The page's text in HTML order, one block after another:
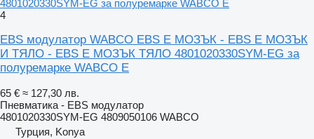
4801020330SYM-EG за полуремарке WABCO E
4
EBS модулатор WABCO EBS E МОЗЪК - EBS E МОЗЪК
И ТЯЛО - EBS E МОЗЪК ТЯЛО 4801020330SYM-EG за
полуремарке WABCO E
65 € ≈ 127,30 лв.
Пневматика - EBS модулатор
4801020330SYM-EG 4809050106 WABCO
Турция, Konya